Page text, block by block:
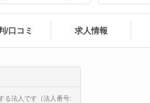
/口コミ 求人情報
る法人です（法人番号: